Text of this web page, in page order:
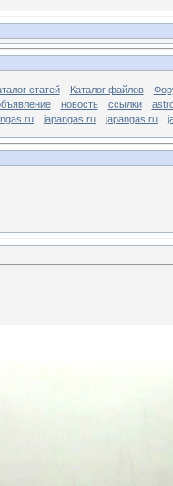
статей Каталог файлов
новость ссылки
japangas.ru japangas.ru